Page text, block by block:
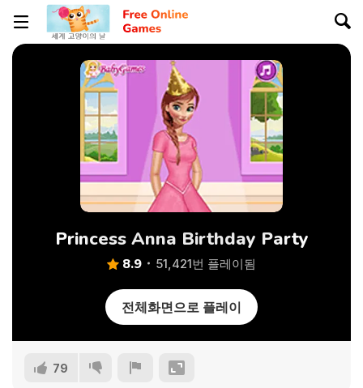
Princess Anna Birthday Party
8.9 51,421번 플레이됨
전체화면으로 플레이
79